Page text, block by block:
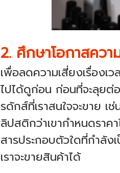
2. ศึกษาโอกาสคว
เพื่อลดความเสี่ยงเรื่องเ
ไปได้ดูก่อน ก่อนที่จะลุยต่
รดักส์ที่เราสนใจจะขาย
ลิปสติกว่าเขากำหนดราค
สารประกอบตัวใดที่กำลัง
เราจะขายสินค้าได้